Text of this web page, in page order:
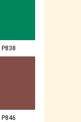
P838
P846